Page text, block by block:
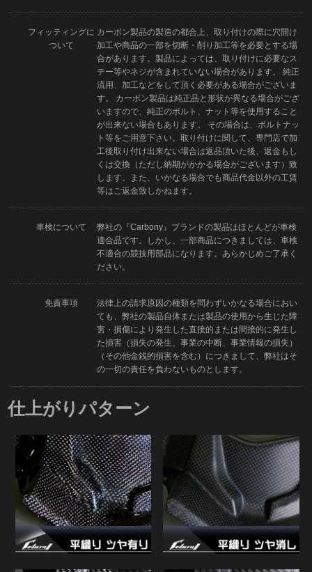
フィッティングに
ついて
カーボン製品の製造の都合上、取り付けの際に穴開け
加工や商品の一部を切断・削り加工等を必要とする場
合があります。製品によっては、取り付けに必要なス
テー等やネジが含まれていない場合があります。 純正
流用、加工などをして頂く必要がある場合がございま
す。 カーボン製品は純正品と形状が異なる場合がござ
いますので、純正のボルト、ナット等を使用すること
が出来ない場合もあります。 その場合は、ボルトナッ
ト等をご用意下さい。取り付けに関して、専門店で加
工後取り付け出来ない場合は返品頂いた後、返金もし
くは交換（ただし納期がかかる場合がございます）致
します。また、いかなる場合でも商品代金以外の工賃
等はご返金致しかねます。
車検について
弊社の『Carbony』ブランドの製品はほとんどが車検
適合品です。しかし、一部商品につきましては、車検
不適合の競技用部品になります。あらかじめご了承く
ださい。
免責事項
法律上の請求原因の種類を問わずいかなる場合におい
ても、弊社の製品自体または製品の使用から生じた障
害・損傷により発生した直接的または間接的に発生し
た損害（損失の発生、事業の中断、事業情報の損失）
（その他金銭的損害を含む）につきまして、弊社はそ
の一切の責任を負わないものとします。
仕上がりパターン